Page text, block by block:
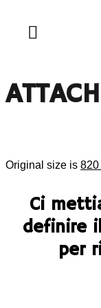
Original size is 820
Ci
definire
per